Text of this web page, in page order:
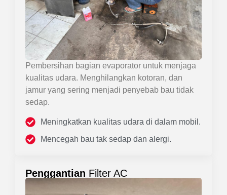
Pembersihan bagian evaporator untuk menjaga
kualitas udara. Menghilangkan kotoran, dan
jamur yang sering menjadi penyebab bau tidak
sedap.
Meningkatkan kualitas udara di dalam mobil.
Mencegah bau tak sedap dan alergi.
Penggantian Filter AC